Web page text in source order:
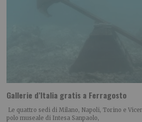
Gallerie d’Italia gratis a Ferragosto
Le quattro sedi di Milano, Napoli, Torino e
polo museale di Intesa Sanpaolo,